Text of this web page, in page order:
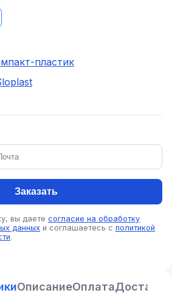
пластик
Заказать
вы даете согласие на обработку
данных и соглашаетесь с политикой
.
ОписаниеОплатаДоставка